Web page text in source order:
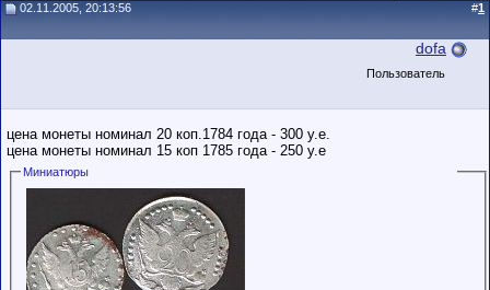
02.11.2005, 20:13:56 #1
dofa
Пользователь
цена монеты номинал 20 коп.1784 года - 300 у.е.
цена монеты номинал 15 коп 1785 года - 250 у.е
Миниатюры